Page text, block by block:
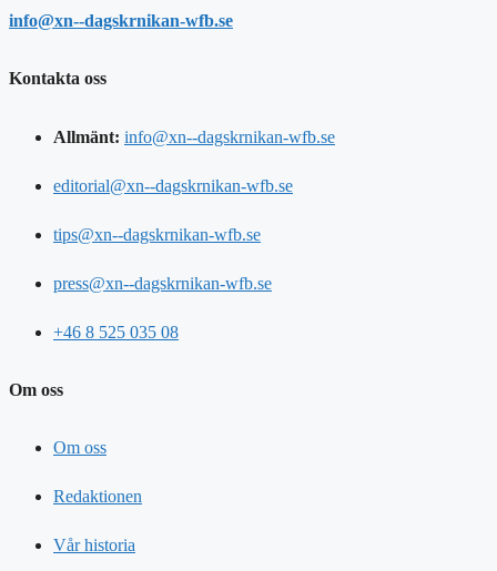
info@xn--dagskrnikan-wfb.se
Kontakta oss
Allmänt: info@xn--dagskrnikan-wfb.se
editorial@xn--dagskrnikan-wfb.se
tips@xn--dagskrnikan-wfb.se
press@xn--dagskrnikan-wfb.se
+46 8 525 035 08
Om oss
Om oss
Redaktionen
Vår historia